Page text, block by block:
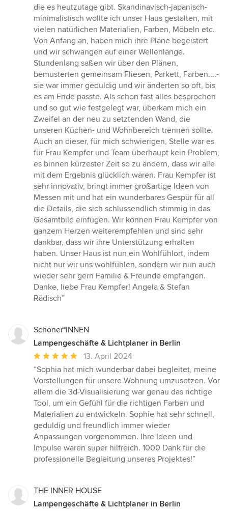
die es heutzutage gibt. Skandinavisch-japanisch-
minimalistisch wollte ich unser Haus gestalten, mit
vielen natürlichen Materialien, Farben, Möbeln etc.
Von Anfang an, haben mich ihre Pläne begeistert
und wir schwangen auf einer Wellenlänge.
Stundenlang saßen wir über den Plänen,
bemusterten gemeinsam Fliesen, Parkett, Farben....-
sie war immer geduldig und wir änderten so oft, bis
es am Ende passte. Als schon fast alles besprochen
und so gut wie festgelegt war, überkam mich ein
Zweifel an der neu zu setztenden Wand, die
unseren Küchen- und Wohnbereich trennen sollte.
Auch an dieser, für mich schwierigen, Stelle war es
für Frau Kempfer und Team überhaupt kein Problem,
es binnen kürzester Zeit so zu ändern, dass wir alle
mit dem Ergebnis glücklich waren. Frau Kempfer ist
sehr innovativ, bringt immer großartige Ideen von
Messen mit und hat ein wunderbares Gespür für all
die Details, die sich schlussendlich stimmig in das
Gesamtbild einfügen. Wir können Frau Kempfer von
ganzem Herzen weiterempfehlen und sind sehr
dankbar, dass wir ihre Unterstützung erhalten
haben. Unser Haus ist nun ein Wohlfühlort, indem
nicht nur wir uns wohlfühlen, sondern wir nun auch
wieder sehr gern Familie & Freunde empfangen.
Danke, liebe Frau Kempfer! Angela & Stefan
Rädisch”
Schöner*INNEN
Lampengeschäfte & Lichtplaner in Berlin
Durchschnittliche
Bewertung:
5
von
5
Sternen
13. April 2024
“Sophia hat mich wunderbar dabei begleitet, meine
Vorstellungen für unsere Wohnung umzusetzen. Vor
allem die 3d-Visualisierung war genau das richtige
Tool, um ein Gefühl für die richtigen Farben und
Materialien zu entwickeln. Sophie hat sehr schnell,
geduldig und freundlich immer wieder
Anpassungen vorgenommen. Ihre Ideen und
Impulse waren super hilfreich. 1000 Dank für die
professionelle Begleitung unseres Projektes!”
THE INNER HOUSE
Lampengeschäfte & Lichtplaner in Berlin